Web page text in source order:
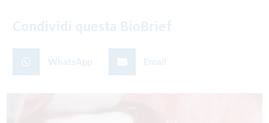
Condividi questa BioBrief
WhatsApp Email